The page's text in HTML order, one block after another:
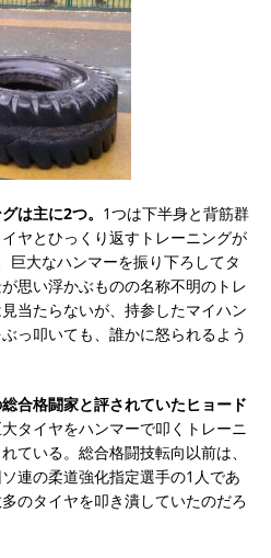
は主に2つ。 1つは下半身と背筋群
ヤとひっくり返すトレーニングが
巨大なハンマーを振り下ろしてタ
思い浮かぶものの名称不明のトレ
当たらないが、持参したマイハン
っ叩いても、誰かに怒られるよう
合格闘家と評されていたヒョード
タイヤをハンマーで叩くトレーニ
ている。総合格闘技転向以前は、
連の柔道強化指定選手の1人であ
のタイヤを叩き潰していたのだろ